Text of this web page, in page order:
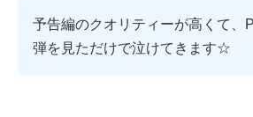
予告編のクオリティーが高くて、
弾を見ただけで泣けてきます☆